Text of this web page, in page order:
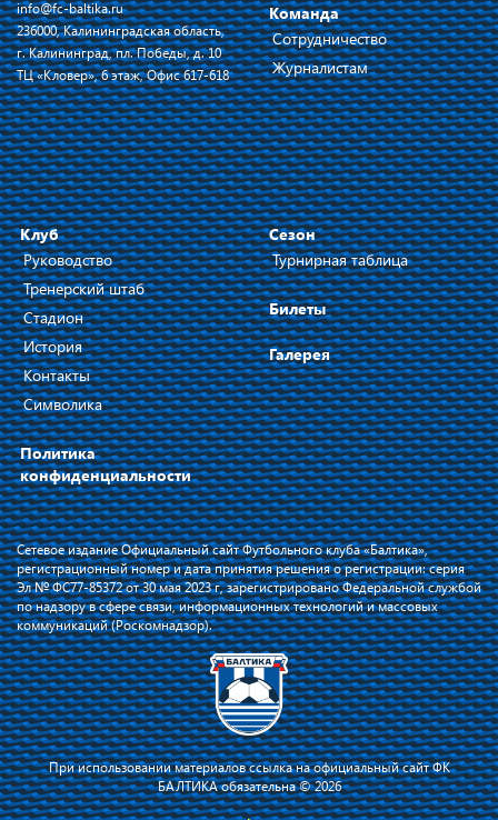
info@fc-baltika.ru
236000, Калининградская область,
г. Калининград, пл. Победы, д. 10
ТЦ «Кловер», 6 этаж, Офис 617-618
Команда
Сотрудничество
Журналистам
Клуб
Руководство
Тренерский штаб
Стадион
История
Контакты
Символика
Политика
конфиденциальности
Сезон
Турнирная таблица
Билеты
Галерея
Сетевое издание Официальный сайт Футбольного клуба «Балтика»,
регистрационный номер и дата принятия решения о регистрации: серия
Эл № ФС77-85372 от 30 мая 2023 г, зарегистрировано Федеральной службой
по надзору в сфере связи, информационных технологий и массовых
коммуникаций (Роскомнадзор).
При использовании материалов ссылка на официальный сайт ФК
БАЛТИКА обязательна © 2026